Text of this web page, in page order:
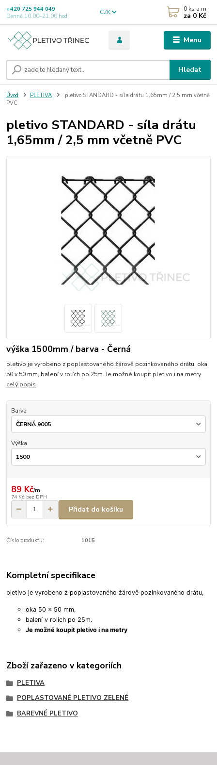
Menu
CZK
Hledat
+420 725 944 049
Denně 10.00–21.00 hod
0 ks a m
za 0 Kč
Úvod PLETIVA
pletivo STANDARD - síla drátu 1,65mm / 2,5 mm včetně
PVC
pletivo STANDARD - síla drátu
1,65mm / 2,5 mm včetně PVC
výška 1500mm / barva - Černá
pletivo je vyrobeno z poplastovaného žárově pozinkovaného drátu, oka
50 x 50 mm, balení v rolích po 25m. Je možné koupit pletivo i na metry
celý popis
Barva
Výška
89 Kč/m
74 Kč bez DPH
Přidat do košíku
Číslo produktu: 1015
Kompletní specifikace
pletivo je vyrobeno z poplastovaného žárově pozinkovaného drátu,
oka 50 x 50 mm,
balení v rolích po 25m.
Je možné koupit pletivo i na metry
Zboží zařazeno v kategoriích
PLETIVA
POPLASTOVANÉ PLETIVO ZELENÉ
BAREVNÉ PLETIVO